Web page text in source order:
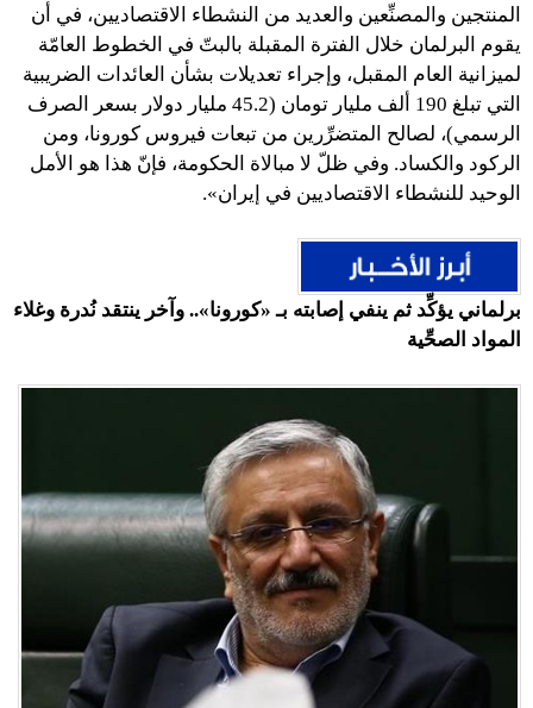
المنتجين والمصنِّعين والعديد من النشطاء الاقتصاديين، في أن
يقوم البرلمان خلال الفترة المقبلة بالبتّ في الخطوط العامّة
لميزانية العام المقبل، وإجراء تعديلات بشأن العائدات الضريبية
التي تبلغ 190 ألف مليار تومان (45.2 مليار دولار بسعر الصرف
الرسمي)، لصالح المتضرِّرين من تبعات فيروس كورونا، ومن
الركود والكساد. وفي ظلّ لا مبالاة الحكومة، فإنّ هذا هو الأمل
الوحيد للنشطاء الاقتصاديين في إيران».
برلماني يؤكِّد ثم ينفي إصابته بـ «كورونا».. وآخر ينتقد نُدرة وغلاء
المواد الصحِّية